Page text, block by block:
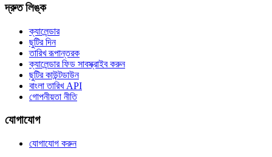
দ্রুত লিঙ্ক
ক্যালেন্ডার
ছুটির দিন
তারিখ রূপান্তরক
ক্যালেন্ডার ফিড সাবস্ক্রাইব করুন
ছুটির কাউন্টডাউন
বাংলা তারিখ API
গোপনীয়তা নীতি
যোগাযোগ
যোগাযোগ করুন